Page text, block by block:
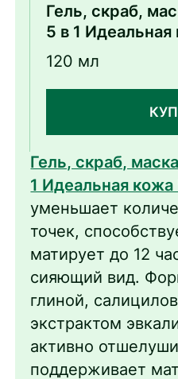
Гель, скраб,
5 в 1
поры
120 мл
Гель, скраб,
1 Идеальная
уменьшает
точек,
матирует до 12
сияющий вид.
глиной,
экстрактом
активно
поддерживает